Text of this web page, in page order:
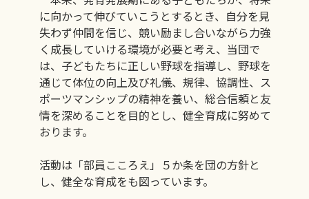
に向かって伸びていこうとするとき、自分を見
失わず仲間を信じ、競い励まし合いながら力強
く成長していける環境が必要と考え、当団で
は、子どもたちに正しい野球を指導し、野球を
通じて体位の向上及び礼儀、規律、協調性、ス
ポーツマンシップの精神を養い、総合信頼と友
情を深めることを目的とし、健全育成に努めて
おります。
活動は「部員こころえ」５か条を団の方針と
し、健全な育成をも図っています。